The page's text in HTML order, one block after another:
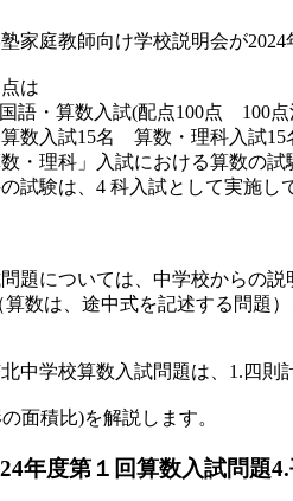
家庭教師向け学校説明会が
は
語・算数入試(配点100点
数入試15名 算数・理科入試15
・理科」入試における算数の
試験は、4 科入試として実施
題については、中学校からの
数は、途中式を記述する問題）
北中学校算数入試問題は、1.
面積比)を解説します。
年度第１回算数入試問題